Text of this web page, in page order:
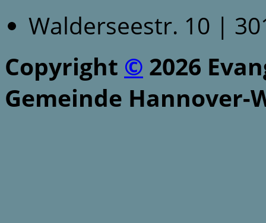
Walderseestr. 10 |
Copyright © 2026
Gemeinde Hannover-